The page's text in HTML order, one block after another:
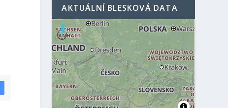
AKTUÁLNÍ BLESKOVÁ DATA